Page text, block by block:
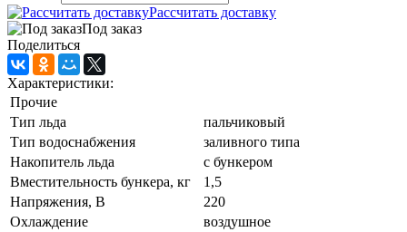
Рассчитать доставку
Под заказ
Поделиться
Характеристики:
Прочие
Тип льда
пальчиковый
Тип водоснабжения
заливного типа
Накопитель льда
с бункером
Вместительность бункера, кг
1,5
Напряжения, В
220
Охлаждение
воздушное